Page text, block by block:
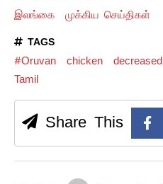
இலங்கை முக்கிய செய்திகள்
TAGS
#Oruvan chicken decreased
Tamil
Share This